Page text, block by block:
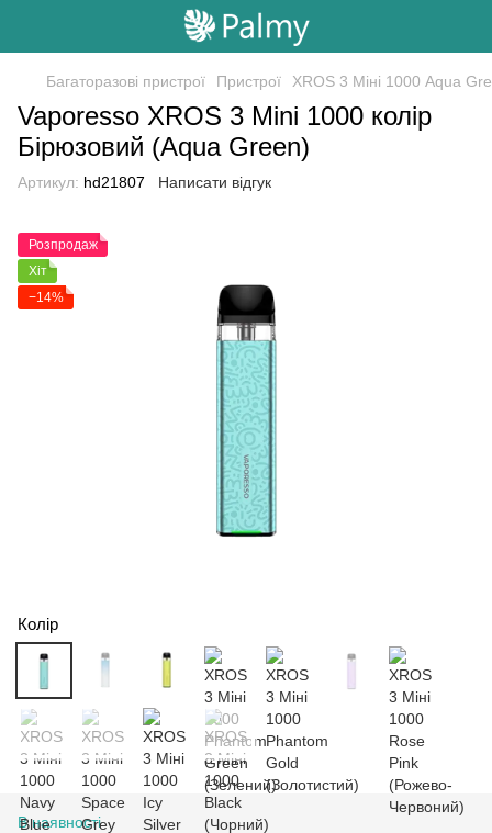
Багаторазові пристрої Пристрої ХRОS 3 Міні 1000 Aqua
Vaporesso XROS 3 Mini 1000 колір
Бірюзовий (Aqua Green)
Артикул: hd21807 Написати відгук
Розпродаж
Хіт
−14%
Колір
В наявності